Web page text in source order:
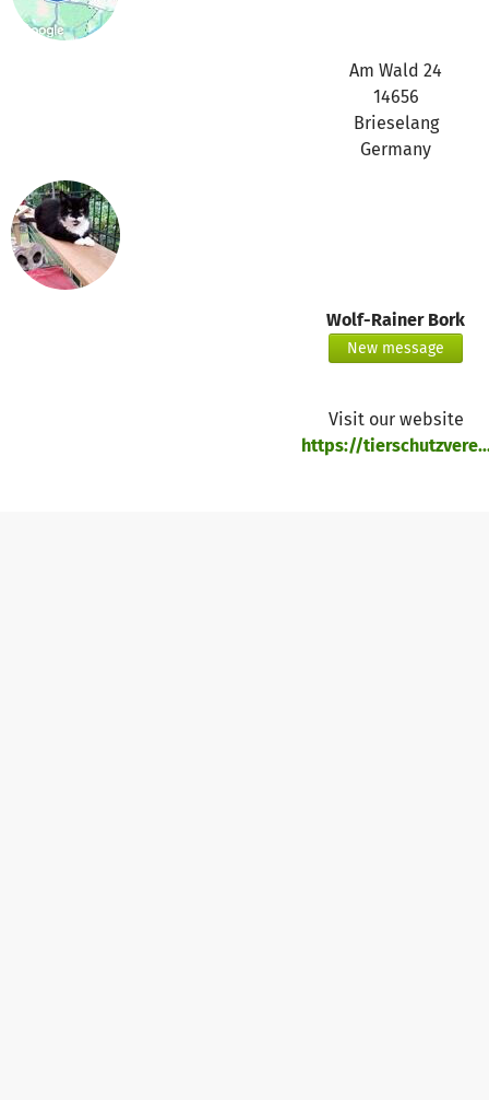
Am Wald 24
14656
Brieselang
Germany
Wolf-Rainer Bork
New message
Visit our website
https://